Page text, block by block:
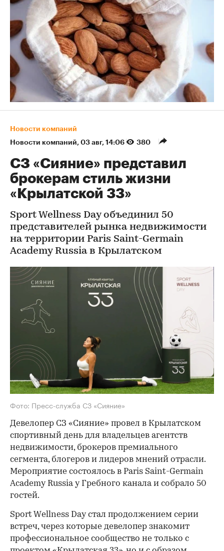
Новости компаний
Новости компаний⁠, 03 авг, 14:06 380
СЗ «Сияние» представил
брокерам стиль жизни
«Крылатской 33»
Sport Wellness Day объединил 50
представителей рынка недвижимости
на территории Paris Saint-Germain
Academy Russia в Крылатском
Фото: Пресс-служба СЗ «Сияние»
Девелопер СЗ «Сияние» провел в Крылатском
спортивный день для владельцев агентств
недвижимости, брокеров премиального
сегмента, блогеров и лидеров мнений отрасли.
Мероприятие состоялось в Paris Saint-Germain
Academy Russia у Гребного канала и собрало 50
гостей.
Sport Wellness Day стал продолжением серии
встреч, через которые девелопер знакомит
профессиональное сообщество не только с